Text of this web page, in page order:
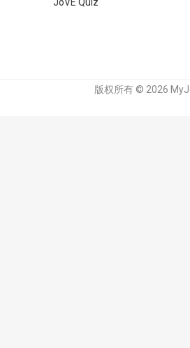
版权所有 © 2026